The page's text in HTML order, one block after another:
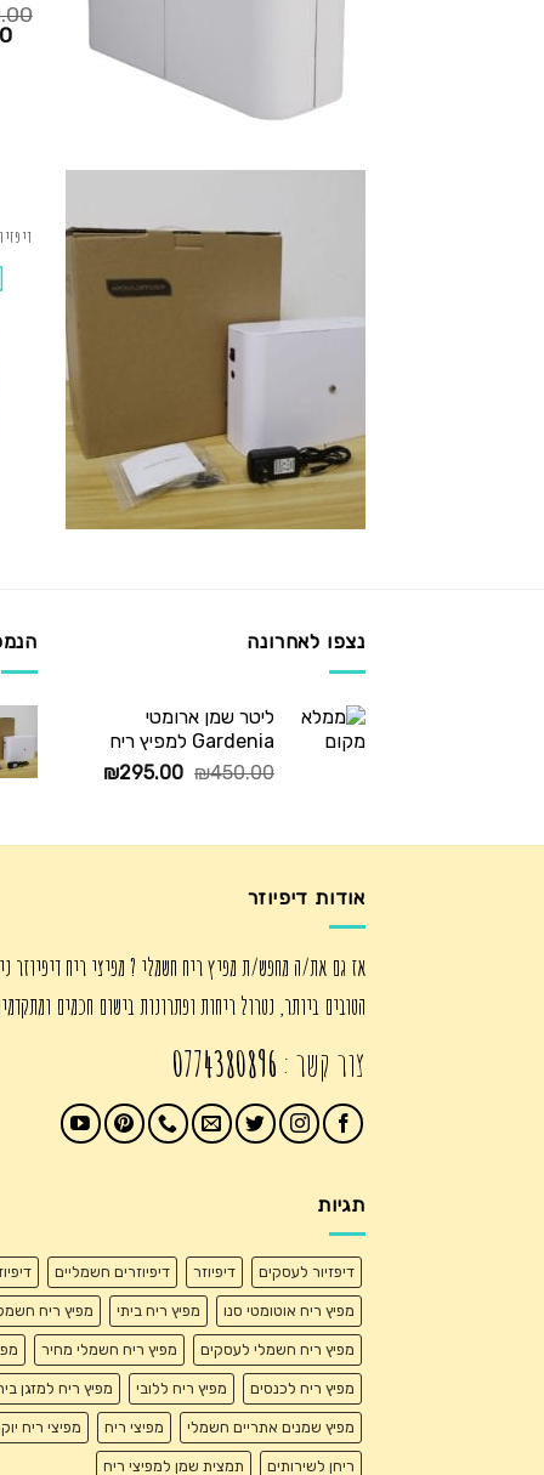
המחיר
נצפו לאחרונה
ליטר שמן ארומטי
Gardenia למפיץ ריח
₪450.00
המחיר
₪450.00.
₪295.00
המחיר
₪295.00.
אודות דיפיוזר
אז גם את/ה מחפש/ת מפיץ ריח חשמלי ? מפיצי ריח דיפיוזר
הטובים ביותר, נטרול ריחות ופתרונות בישום חכמים
צור קשר : 0774380896
תגיות
דיפזיור לעסקים דיפיוזר דיפיוזרים חשמליים
מפיץ ריח אוטומטי סנו מפיץ ריח ביתי מפיץ ריח
מפיץ ריח חשמלי לעסקים מפיץ ריח חשמלי מחיר
מפיץ ריח לכנסים מפיץ ריח ללובי מפיץ ריח למזגן
מפיץ שמנים אתריים חשמלי מפיצי ריח מפיצי ריח
ריחן לשירותים תמצית שמן למפיצי ריח